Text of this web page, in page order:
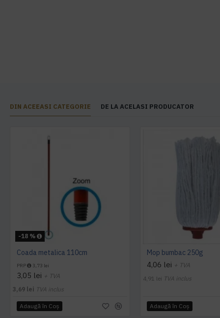
DIN ACEEASI CATEGORIE DE LA ACELASI PRODUCATOR
-18 %
Coada metalica 110cm
PRP 3,73 lei
3,05 lei + TVA
3,69 lei TVA inclus
Adaugă în Coş
Mop bumbac 250g
4,06 lei + TVA
4,91 lei TVA inclus
Adaugă în Coş